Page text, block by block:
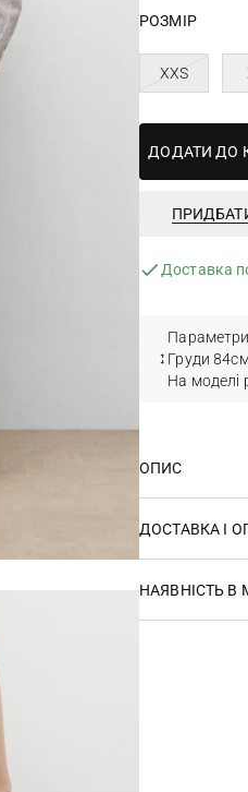
РОЗМІР
XXS
ДОДАТИ ДО
Доставка
Параметри
Груди
На моделі
ОПИС
ДОСТАВКА І
НАЯВНІСТЬ В